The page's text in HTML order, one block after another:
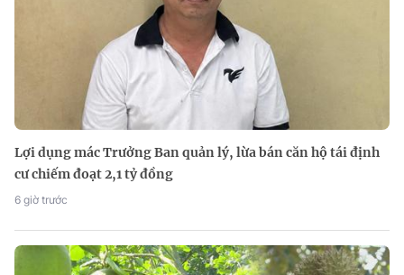
Lợi dụng mác Trưởng Ban quản lý, lừa bán căn hộ tái định
cư chiếm đoạt 2,1 tỷ đồng
6 giờ trước